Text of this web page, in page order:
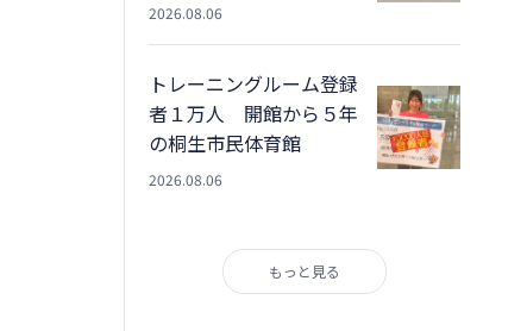
2026.08.06
トレーニングルーム登録
者１万人 開館から５年
の桐生市民体育館
2026.08.06
もっと見る